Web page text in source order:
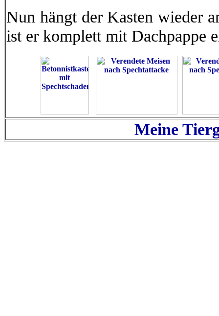
Nun hängt der Kasten wieder
ist er komplett mit Dachpappe
Meine